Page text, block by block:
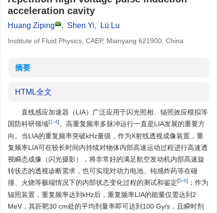
acceleration cavity
Huang Ziping , Shen Yi, Lü Lu
Institute of Fluid Physics, CAEP, Mianyang 621900, China
摘要
HTML全文
直线感应加速器（LIA）广泛应用于闪光照相、辐照效应模拟等
国防科研领域[1-4]。高重复频率多脉冲运行一直是LIA发展的重要方
向。当LIA的重复频率突破kHz量级，作为X射线透视成像装置，重
复频率LIA可在较长时间内持续对物体内部高速运动过程进行高速透
视瞬态成像（闪光摄影），将非常好的满足航空发动机内部高速旋
转状态的透视诊断需求，也可实现对动力电池、钝感炸药等在碰
撞、火烧等极端情况下的内部状态变化过程的测试和鉴定[5-6] ；作为
辐照装置，重复频率达到kHz后，重复频率LIA的能量仅需达到2
MeV，其距靶30 cm处的平均剂量率即可达到100 Gy/s，且瞬时剂